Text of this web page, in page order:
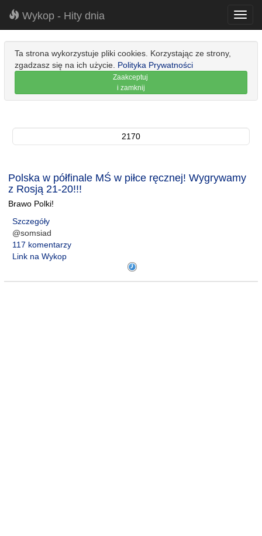
Wykop - Hity dnia
Ta strona wykorzystuje pliki cookies. Korzystając ze strony,
zgadzasz się na ich użycie. Polityka Prywatności
Zaakceptuj
i zamknij
2170
Polska w półfinale MŚ w piłce ręcznej! Wygrywamy
z Rosją 21-20!!!
Brawo Polki!
Szczegóły
@somsiad
117 komentarzy
Link na Wykop